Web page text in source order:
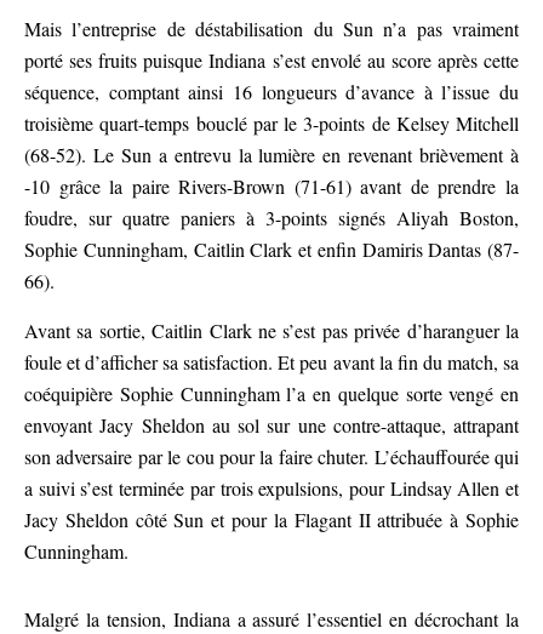
Mais l’entreprise de déstabilisation du Sun n’a pas vraiment
porté ses fruits puisque Indiana s’est envolé au score après cette
séquence, comptant ainsi 16 longueurs d’avance à l’issue du
troisième quart-temps bouclé par le 3-points de Kelsey Mitchell
(68-52). Le Sun a entrevu la lumière en revenant brièvement à
-10 grâce la paire Rivers-Brown (71-61) avant de prendre la
foudre, sur quatre paniers à 3-points signés Aliyah Boston,
Sophie Cunningham, Caitlin Clark et enfin Damiris Dantas (87-
66).
Avant sa sortie, Caitlin Clark ne s’est pas privée d’haranguer la
foule et d’afficher sa satisfaction. Et peu avant la fin du match, sa
coéquipière Sophie Cunningham l’a en quelque sorte vengé en
envoyant Jacy Sheldon au sol sur une contre-attaque, attrapant
son adversaire par le cou pour la faire chuter. L’échauffourée qui
a suivi s’est terminée par trois expulsions, pour Lindsay Allen et
Jacy Sheldon côté Sun et pour la Flagant II attribuée à Sophie
Cunningham.
Malgré la tension, Indiana a assuré l’essentiel en décrochant la